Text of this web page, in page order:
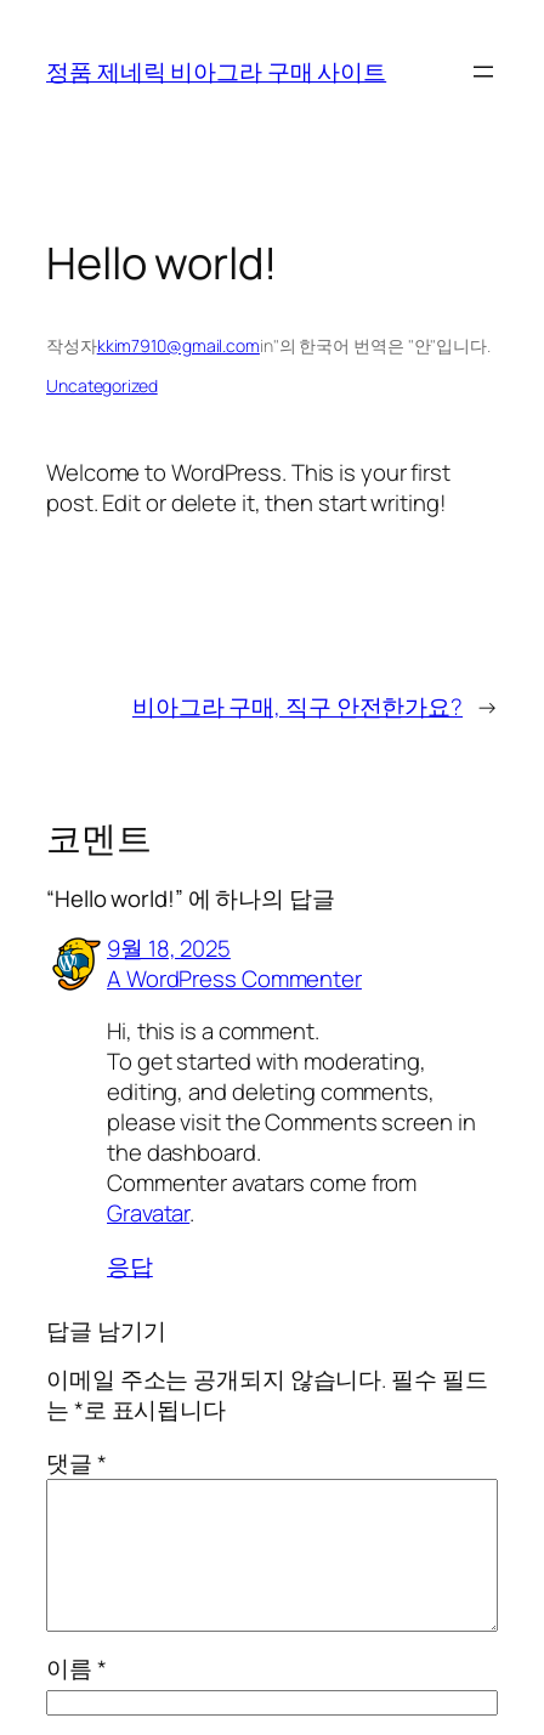
정품 제네릭 비아그라 구매 사이트
Hello world!
작성자kkim7910@gmail.comin"의 한국어 번역은 "안"입니다.
Uncategorized
Welcome to WordPress. This is your first
post. Edit or delete it, then start writing!
비아그라 구매, 직구 안전한가요? →
코멘트
“Hello world!” 에 하나의 답글
9월 18, 2025
A WordPress Commenter
Hi, this is a comment.
To get started with moderating,
editing, and deleting comments,
please visit the Comments screen in
the dashboard.
Commenter avatars come from
Gravatar.
응답
답글 남기기
이메일 주소는 공개되지 않습니다. 필수 필드
는*로 표시됩니다
댓글*
이름*